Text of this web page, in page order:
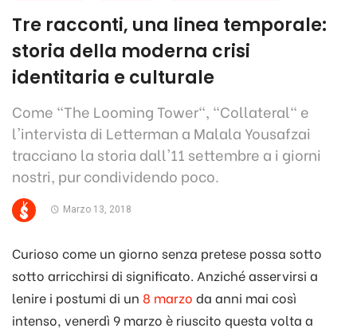
Tre racconti, una linea temporale:
storia della moderna crisi
identitaria e culturale
Come "The Looming Tower", "Collateral" e
l'intervista di Letterman a Malala Yousafzai
tracciano la storia dall'11 settembre a i giorni
nostri, pur condividendo poco.
Marzo 13, 2018
Curioso come un giorno senza pretese possa sotto
sotto arricchirsi di significato. Anziché asservirsi a
lenire i postumi di un 8 marzo da anni mai così
intenso, venerdì 9 marzo è riuscito questa volta a